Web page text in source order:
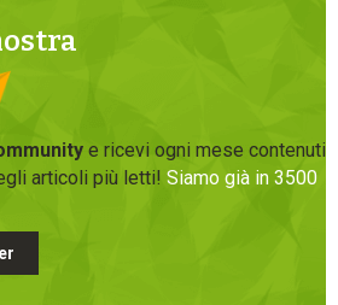
e ricevi ogni mese contenuti
articoli più letti! Siamo già in 3500